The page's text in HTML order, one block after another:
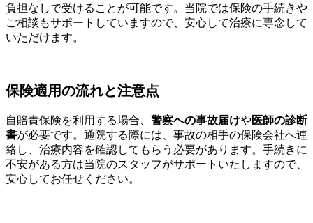
負担なしで受けることが可能です。当院では保険の手続きや
ご相談もサポートしていますので、安心して治療に専念して
いただけます。
保険適用の流れと注意点
自賠責保険を利用する場合、 警察への事故届けや医師の診断
書が必要です。通院する際には、事故の相手の保険会社へ連
絡し、治療内容を確認してもらう必要があります。手続きに
不安がある方は当院のスタッフがサポートいたしますので、
安心してお任せください。